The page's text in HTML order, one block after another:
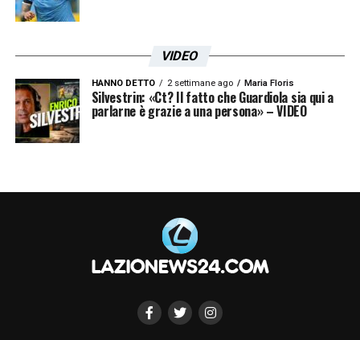
VIDEO
HANNO DETTO 2 settimane ago Maria Floris
Silvestrin: «Ct? Il fatto che Guardiola sia qui a
parlarne è grazie a una persona» – VIDEO